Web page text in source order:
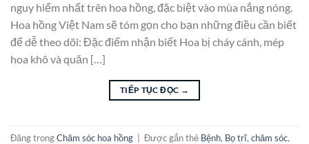
nguy hiểm nhất trên hoa hồng, đặc biệt vào mùa nắng nóng.
Hoa hồng Việt Nam sẽ tóm gọn cho bạn những điều cần biết
để dễ theo dõi: Đặc điểm nhận biết Hoa bị cháy cánh, mép
hoa khô và quăn […]
TIẾP TỤC ĐỌC →
Đăng trongChăm sóc hoa hồng | Được gắn thẻ Bệnh, Bọ trĩ, chăm sóc,